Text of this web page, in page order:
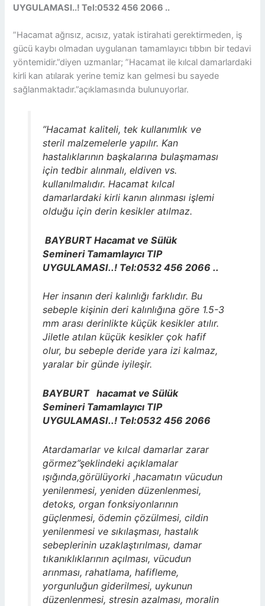
UYGULAMASI..! Tel:0532 456 2066 ..
”Hacamat ağrısız, acısız, yatak istirahati gerektirmeden, iş
gücü kaybı olmadan uygulanan tamamlayıcı tıbbın bir tedavi
yöntemidir.”diyen uzmanlar; ”Hacamat ile kılcal damarlardaki
kirli kan atılarak yerine temiz kan gelmesi bu sayede
sağlanmaktadır.”açıklamasında bulunuyorlar.
”Hacamat kaliteli, tek kullanımlık ve
steril malzemelerle yapılır. Kan
hastalıklarının başkalarına bulaşmaması
için tedbir alınmalı, eldiven vs.
kullanılmalıdır. Hacamat kılcal
damarlardaki kirli kanın alınması işlemi
olduğu için derin kesikler atılmaz.
BAYBURT Hacamat ve Sülük
Semineri Tamamlayıcı TIP
UYGULAMASI..! Tel:0532 456 2066 ..
Her insanın deri kalınlığı farklıdır. Bu
sebeple kişinin deri kalınlığına göre 1.5-3
mm arası derinlikte küçük kesikler atılır.
Jiletle atılan küçük kesikler çok hafif
olur, bu sebeple deride yara izi kalmaz,
yaralar bir günde iyileşir.
BAYBURT hacamatve Sülük
Semineri Tamamlayıcı TIP
UYGULAMASI..! Tel:0532 456 2066
Atardamarlar ve kılcal damarlar zarar
görmez”şeklindeki açıklamalar
ışığında,görülüyorki ,hacamatın vücudun
yenilenmesi, yeniden düzenlenmesi,
detoks, organ fonksiyonlarının
güçlenmesi, ödemin çözülmesi, cildin
yenilenmesi ve sıkılaşması, hastalık
sebeplerinin uzaklaştırılması, damar
tıkanıklıklarının açılması, vücudun
arınması, rahatlama, hafifleme,
yorgunluğun giderilmesi, uykunun
düzenlenmesi, stresin azalması, moralin